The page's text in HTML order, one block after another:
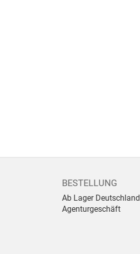
BESTELLUNG
Ab Lager Deutschland
Agenturgeschäft